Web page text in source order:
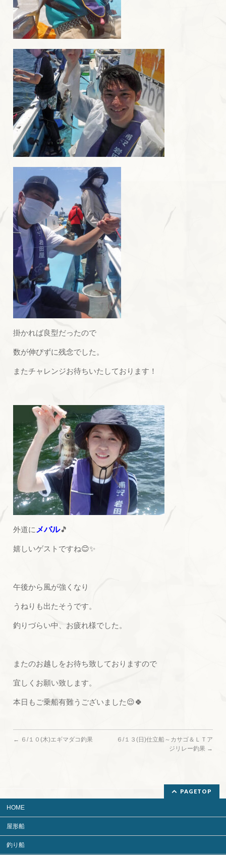
掛かれば良型だったので
数が伸びずに残念でした。
またチャレンジお待ちいたしております！
外道に メバル🎵
嬉しいゲストですね😊✨
午後から風が強くなり
うねりも出たそうです。
釣りづらい中、お疲れ様でした。
またのお越しをお待ち致しておりますので
宜しくお願い致します。
本日もご乗船有難うございました😌🍀
← ６/１０(木)エギマダコ釣果
６/１３(日)仕立船～カサゴ＆ＬＴア
ジリレー釣果 →
PAGETOP
HOME
屋形船
釣り船